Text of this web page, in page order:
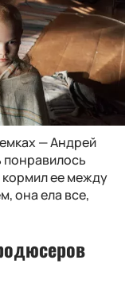
— Андрей
понравилось
кормил ее между
она ела все,